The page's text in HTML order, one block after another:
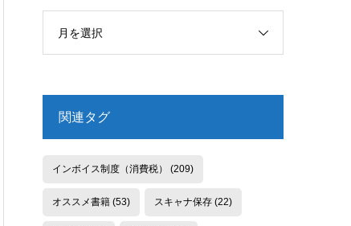
月を選択
関連タグ
インボイス制度（消費税） (209)
オススメ書籍(53) スキャナ保存(22)